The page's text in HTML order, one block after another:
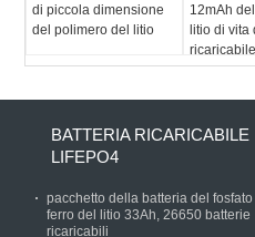
di piccola dimensione
del polimero del litio
12mAh
litio di vita
ricaricabile
BATTERIA RICARICABILE
LIFEPO4
pacchetto della batteria del fosfato
ferro del litio 33Ah, 26650 batterie
ricaricabili